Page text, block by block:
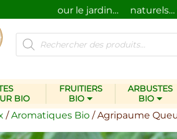
pour le jardin… naturels…
Recherche
de
produits
BIO
FRUITIERS
BIO
ARBUSTES
BIO
/Aromatiques Bio / Agripaume